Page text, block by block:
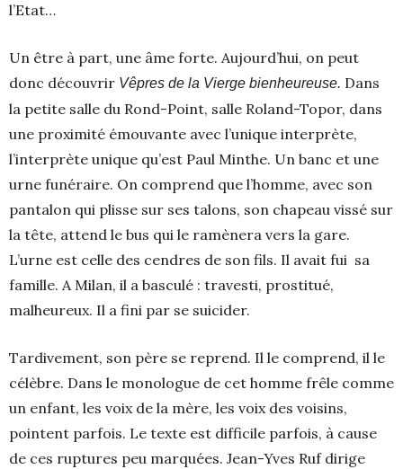
l’Etat…
Un être à part, une âme forte. Aujourd’hui, on peut
donc découvrir Vêpres de la Vierge bienheureuse. Dans
la petite salle du Rond-Point, salle Roland-Topor, dans
une proximité émouvante avec l’unique interprète,
l’interprète unique qu’est Paul Minthe. Un banc et une
urne funéraire. On comprend que l’homme, avec son
pantalon qui plisse sur ses talons, son chapeau vissé sur
la tête, attend le bus qui le ramènera vers la gare.
L’urne est celle des cendres de son fils. Il avait fui sa
famille. A Milan, il a basculé : travesti, prostitué,
malheureux. Il a fini par se suicider.
Tardivement, son père se reprend. Il le comprend, il le
célèbre. Dans le monologue de cet homme frêle comme
un enfant, les voix de la mère, les voix des voisins,
pointent parfois. Le texte est difficile parfois, à cause
de ces ruptures peu marquées. Jean-Yves Ruf dirige